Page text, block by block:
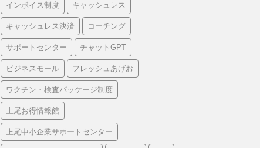
インボイス制度 キャッシュレス
キャッシュレス決済 コーチング
サポートセンター チャットGPT
ビジネスモール フレッシュあげお
ワクチン・検査パッケージ制度
上尾お得情報館
上尾中小企業サポートセンター